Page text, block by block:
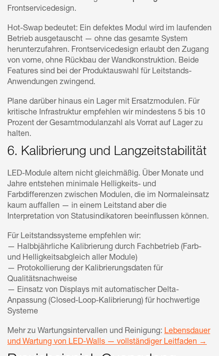
Frontservicedesign.
Hot-Swap bedeutet: Ein defektes Modul wird im laufenden
Betrieb ausgetauscht — ohne das gesamte System
herunterzufahren. Frontservicedesign erlaubt den Zugang
von vorne, ohne Rückbau der Wandkonstruktion. Beide
Features sind bei der Produktauswahl für Leitstands-
Anwendungen zwingend.
Plane darüber hinaus ein Lager mit Ersatzmodulen. Für
kritische Infrastruktur empfehlen wir mindestens 5 bis 10
Prozent der Gesamtmodulanzahl als Vorrat auf Lager zu
halten.
6. Kalibrierung und Langzeitstabilität
LED-Module altern nicht gleichmäßig. Über Monate und
Jahre entstehen minimale Helligkeits- und
Farbdifferenzen zwischen Modulen, die im Normaleinsatz
kaum auffallen — in einem Leitstand aber die
Interpretation von Statusindikatoren beeinflussen können.
Für Leitstandssysteme empfehlen wir:
— Halbbjährliche Kalibrierung durch Fachbetrieb (Farb-
und Helligkeitsabgleich aller Module)
— Protokollierung der Kalibrierungsdaten für
Qualitätsnachweise
— Einsatz von Displays mit automatischer Delta-
Anpassung (Closed-Loop-Kalibrierung) für hochwertige
Systeme
Mehr zu Wartungsintervallen und Reinigung: Lebensdauer
und Wartung von LED-Walls — vollständiger Leitfaden →